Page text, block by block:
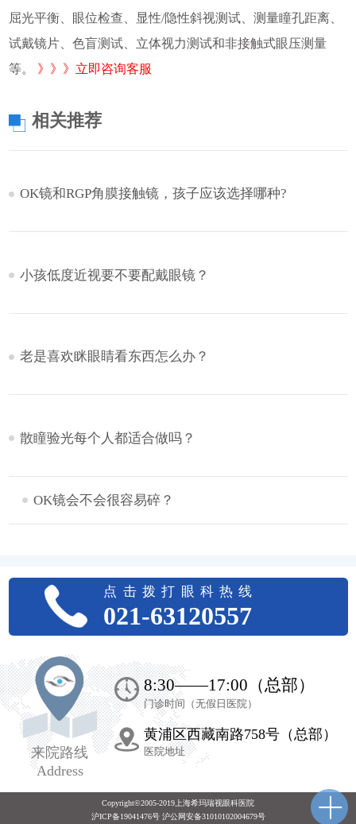
屈光平衡、眼位检查、显性/隐性斜视测试、测量瞳孔距离、
试戴镜片、色盲测试、立体视力测试和非接触式眼压测量
等。 》》》立即咨询客服
相关推荐
OK镜和RGP角膜接触镜，孩子应该选择哪种?
小孩低度近视要不要配戴眼镜？
老是喜欢眯眼睛看东西怎么办？
散瞳验光每个人都适合做吗？
OK镜会不会很容易碎？
点击拨打眼科热线
021-63120557
来院路线
Address
8:30——17:00（总部）
门诊时间（无假日医院）
黄浦区西藏南路758号（总部）
医院地址
Copyright©2005-2019上海希玛瑞视眼科医院
沪ICP备19041476号 沪公网安备31010102004679号